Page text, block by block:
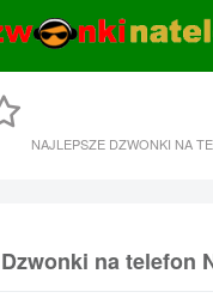
NAJLEPSZE DZWONKI NA
Dzwonki na telefon